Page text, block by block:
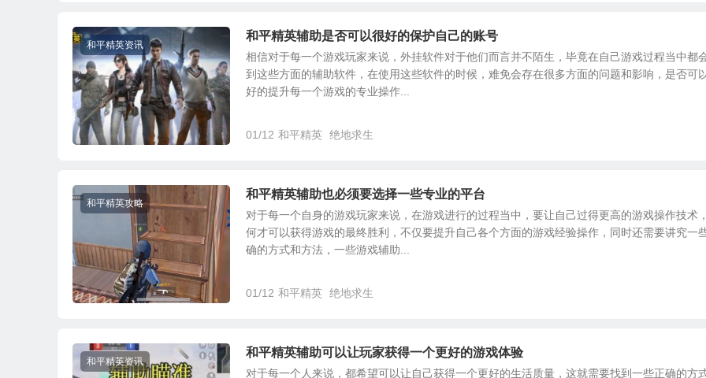
和平精英资讯
和平精英辅助是否可以很好的保护自己的账号
相信对于每一个游戏玩家来说，外挂软件对于他们而言并不陌生，毕竟在自己游戏过程当中都
到这些方面的辅助软件，在使用这些软件的时候，难免会存在很多方面的问题和影响，是否可
好的提升每一个游戏的专业操作...
01/12 和平精英 绝地求生
和平精英攻略
和平精英辅助也必须要选择一些专业的平台
对于每一个自身的游戏玩家来说，在游戏进行的过程当中，要让自己过得更高的游戏操作技术
何才可以获得游戏的最终胜利，不仅要提升自己各个方面的游戏经验操作，同时还需要讲究一
确的方式和方法，一些游戏辅助...
01/12 和平精英 绝地求生
和平精英资讯
和平精英辅助可以让玩家获得一个更好的游戏体验
对于每一个人来说，都希望可以让自己获得一个更好的生活质量，这就需要找到一些正确的方